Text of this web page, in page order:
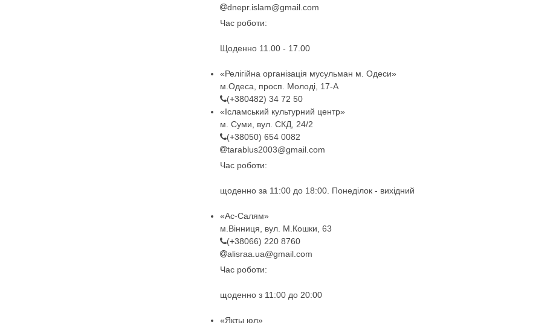
dnepr.islam@gmail.com
Час роботи:
Щоденно 11.00 - 17.00
«Релігійна організація мусульман м. Одеси»
м.Одеса, просп. Молоді, 17-А
(+380482) 34 72 50
«Ісламський культурний центр»
м. Суми, вул. СКД, 24/2
(+38050) 654 0082
tarablus2003@gmail.com
Час роботи:
щоденно за 11:00 до 18:00. Понеділок - вихідний
«Ас-Салям»
м.Вінниця, вул. М.Кошки, 63
(+38066) 220 8760
alisraa.ua@gmail.com
Час роботи:
щоденно з 11:00 до 20:00
«Якты юл»